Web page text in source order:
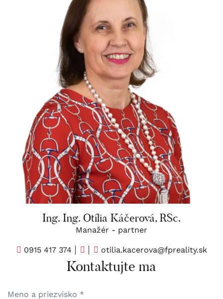
Ing. Ing. Otília Káčerová, RSc.
Manažér - partner
0915 417 374 otilia.kacerova@fpreality.sk
Kontaktujte ma